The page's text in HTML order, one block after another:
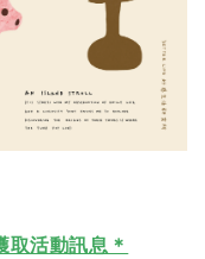
取活動訊息＊